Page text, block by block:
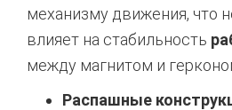
механизму движения, что
влияет на стабильность
между магнитом и
Распашные